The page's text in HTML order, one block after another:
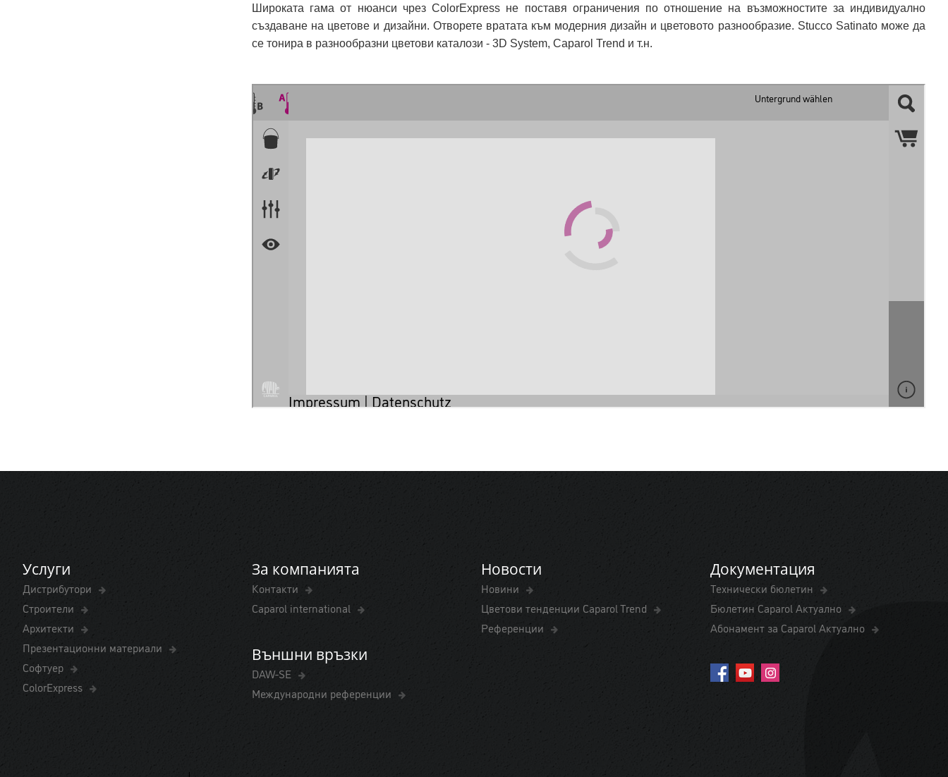
създаване на цветове и дизайни. Отворете вратата към модерния дизайн и цветовото разнообразие. Stucco Satinato може да
се тонира в разнообразни цветови каталози - 3D System, Caparol Trend и т.н.
Дистрибутори
Строители
Архитекти
Презентационни материали
Софтуер
ColorExpress
Контакти
Caparol international
DAW-SE
Международни референции
Новини
Цветови тенденции Caparol Trend
Референции
Технически бюлетин
Бюлетин Caparol Актуално
Абонамент за Caparol Актуално